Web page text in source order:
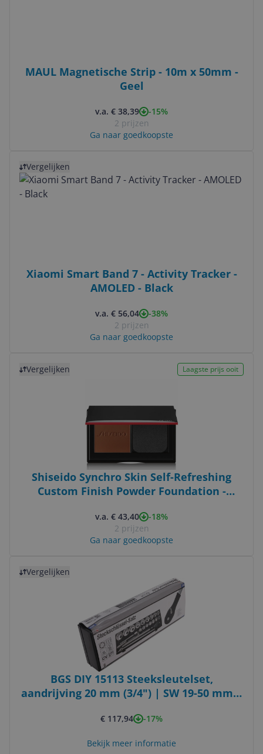
MAUL Magnetische Strip - 10m x 50mm -
Geel
v.a. € 38,39
-15%
2 prijzen
Ga naar goedkoopste
Vergelijken
Xiaomi Smart Band 7 - Activity Tracker -
AMOLED - Black
v.a. € 56,04
-38%
2 prijzen
Ga naar goedkoopste
Vergelijken Laagste prijs ooit
Shiseido Synchro Skin Self-Refreshing
Custom Finish Powder Foundation -
v.a. € 43,40
-18%
2 prijzen
Ga naar goedkoopste
Vergelijken
BGS DIY 15113 Steeksleutelset,
aandrijving 20 mm (3/4") | SW 19-50 mm |
€ 117,94 -17%
Bekijk meer informatie